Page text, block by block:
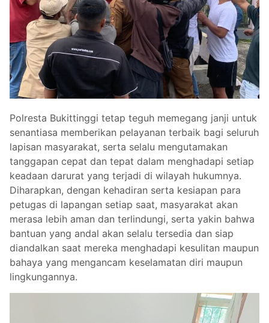
Polresta Bukittinggi tetap teguh memegang janji untuk
senantiasa memberikan pelayanan terbaik bagi seluruh
lapisan masyarakat, serta selalu mengutamakan
tanggapan cepat dan tepat dalam menghadapi setiap
keadaan darurat yang terjadi di wilayah hukumnya.
Diharapkan, dengan kehadiran serta kesiapan para
petugas di lapangan setiap saat, masyarakat akan
merasa lebih aman dan terlindungi, serta yakin bahwa
bantuan yang andal akan selalu tersedia dan siap
diandalkan saat mereka menghadapi kesulitan maupun
bahaya yang mengancam keselamatan diri maupun
lingkungannya.